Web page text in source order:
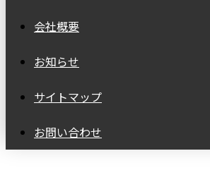
会社概要
お知らせ
サイトマップ
お問い合わせ